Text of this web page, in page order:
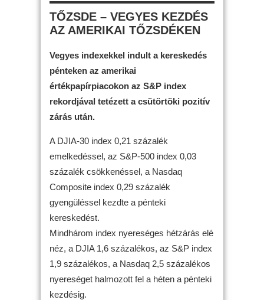
TŐZSDE – VEGYES KEZDÉS
AZ AMERIKAI TŐZSDÉKEN
Vegyes indexekkel indult a kereskedés
pénteken az amerikai
értékpapírpiacokon az S&P index
rekordjával tetézett a csütörtöki pozitív
zárás után.
A DJIA-30 index 0,21 százalék
emelkedéssel, az S&P-500 index 0,03
százalék csökkenéssel, a Nasdaq
Composite index 0,29 százalék
gyengüléssel kezdte a pénteki
kereskedést.
Mindhárom index nyereséges hétzárás elé
néz, a DJIA 1,6 százalékos, az S&P index
1,9 százalékos, a Nasdaq 2,5 százalékos
nyereséget halmozott fel a héten a pénteki
kezdésig.